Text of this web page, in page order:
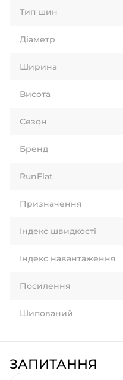
Тип шин
Діаметр
Ширина
Висота
Сезон
Бренд
RunFlat
Призначення
Індекс швидкості
Індекс навантаження
Посилення
Шипований
ЗАПИТАННЯ